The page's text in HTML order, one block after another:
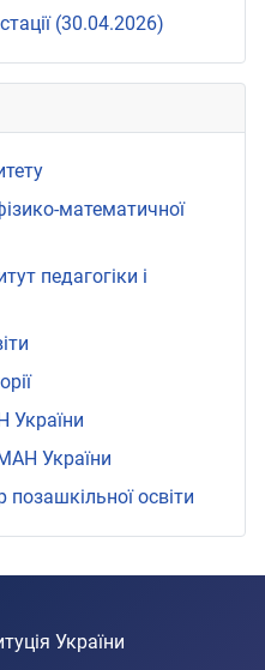
(30.04.2026)
математичної
педагогіки і
України
позашкільної освіти
України